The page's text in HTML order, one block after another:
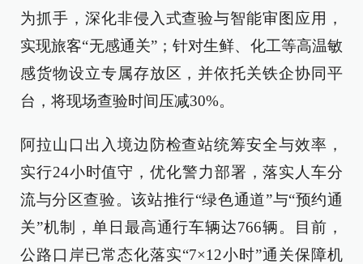
为抓手，深化非侵入式查验与智能审图应用，
实现旅客“无感通关”；针对生鲜、化工等高温敏
感货物设立专属存放区，并依托关铁企协同平
台，将现场查验时间压减30%。
阿拉山口出入境边防检查站统筹安全与效率，
实行24小时值守，优化警力部署，落实人车分
流与分区查验。该站推行“绿色通道”与“预约通
关”机制，单日最高通行车辆达766辆。目前，
公路口岸已常态化落实“7×12小时”通关保障机